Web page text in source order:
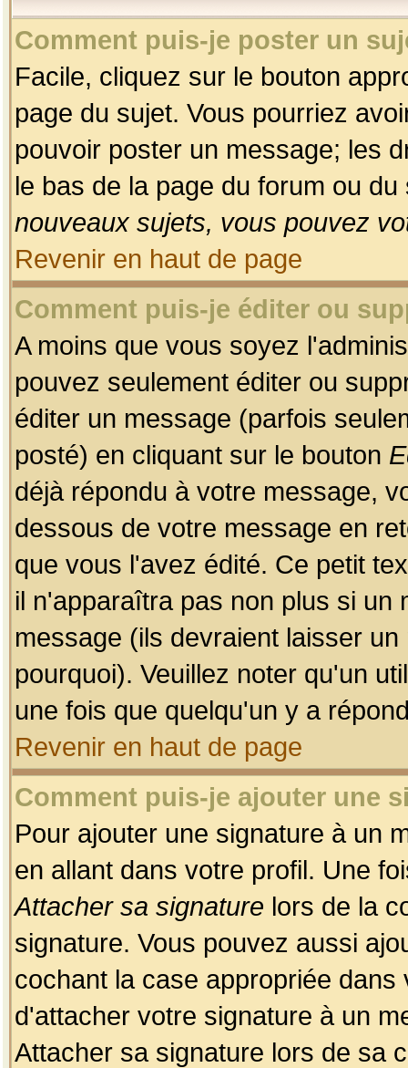
Comment puis-je poster un
Facile, cliquez sur le bouton
page du sujet. Vous pourriez
pouvoir poster un message; les
le bas de la page du forum ou
nouveaux sujets, vous pouvez
Revenir en haut de page
Comment puis-je éditer ou
A moins que vous soyez
pouvez seulement éditer ou
éditer un message (parfois
posté) en cliquant sur le bouton
déjà répondu à votre message,
dessous de votre message en
que vous l'avez édité. Ce petit
il n'apparaîtra pas non plus si un
message (ils devraient laisser
pourquoi). Veuillez noter qu'un
une fois que quelqu'un y a
Revenir en haut de page
Comment puis-je ajouter une
Pour ajouter une signature à un
en allant dans votre profil. Une
Attacher sa signature lors de la
signature. Vous pouvez aussi
cochant la case appropriée
d'attacher votre signature à un
Attacher sa signature lors de sa